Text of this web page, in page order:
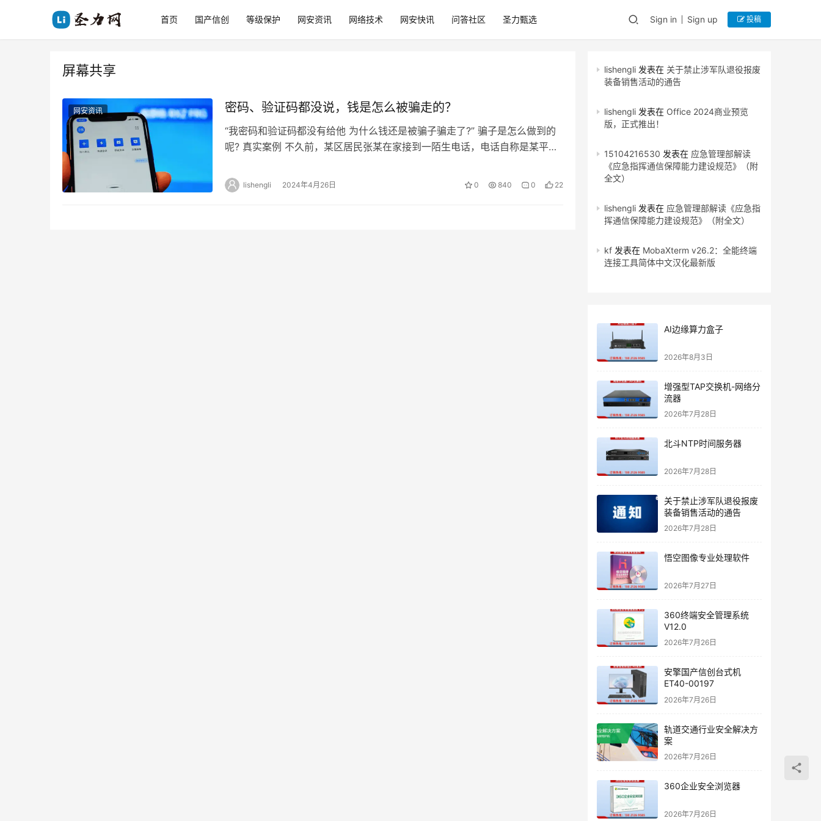
首页 国产信创 等级保护 网安资讯 网络技术 网安快讯 问答社区 圣力甄选 Sign in Sign up 投稿
屏幕共享
网安资讯 密码、验证码都没说，钱是怎么被骗走的？
“我密码和验证码都没有给他 为什么钱还是被骗子骗走了?” 骗子是怎么做到的
呢? 真实案例 不久前，某区居民张某在家接到一陌生电话，电话自称是某平台
lishengli 2024年4月26日 0 840 0 22
lishengli 发表在 关于禁止涉军队退役报废
装备销售活动的通告
lishengli 发表在 Office 2024商业预览
版，正式推出！
15104216530 发表在 应急管理部解读
《应急指挥通信保障能力建设规范》（附
全文）
lishengli 发表在 应急管理部解读《应急指
挥通信保障能力建设规范》（附全文）
kf 发表在 MobaXterm v26.2：全能终端
连接工具简体中文汉化最新版
AI边缘算力盒子
2026年8月3日
增强型TAP交换机-网络分
流器
2026年7月28日
北斗NTP时间服务器
2026年7月28日
关于禁止涉军队退役报废
装备销售活动的通告
2026年7月28日
悟空图像专业处理软件
2026年7月27日
360终端安全管理系统
V12.0
2026年7月26日
安擎国产信创台式机
ET40-00197
2026年7月26日
轨道交通行业安全解决方
案
2026年7月26日
360企业安全浏览器
2026年7月26日